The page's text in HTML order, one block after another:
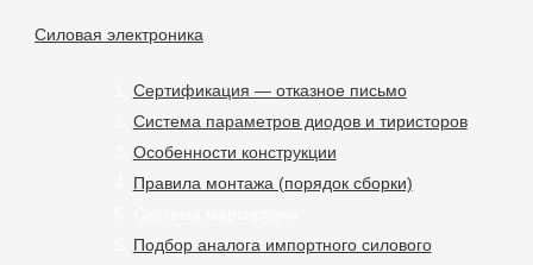
Силовая электроника
Сертификация — отказное письмо
Система параметров диодов и тиристоров
Особенности конструкции
Правила монтажа (порядок сборки)
Подбор аналога импортного силового